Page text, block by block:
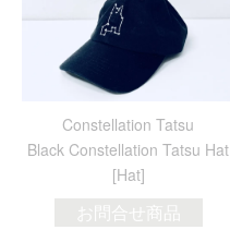
Constellation Tatsu
Black Constellation Tatsu Hat
[Hat]
お問合せ商品